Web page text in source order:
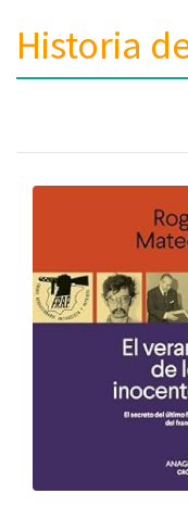
Historia